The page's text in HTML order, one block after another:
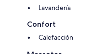
Lavandería
Confort
Calefacción